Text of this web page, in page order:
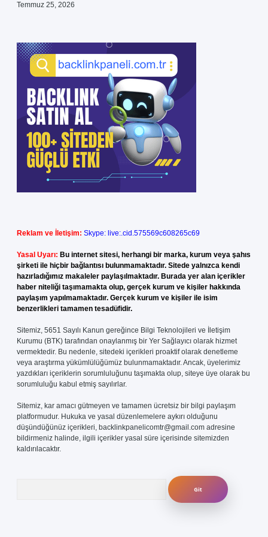
Temmuz 25, 2026
Reklam ve İletişim: Skype: live:.cid.575569c608265c69
Yasal Uyarı: Bu internet sitesi, herhangi bir marka, kurum veya şahıs
şirketi ile hiçbir bağlantısı bulunmamaktadır. Sitede yalnızca kendi
hazırladığımız makaleler paylaşılmaktadır. Burada yer alan içerikler
haber niteliği taşımamakta olup, gerçek kurum ve kişiler hakkında
paylaşım yapılmamaktadır. Gerçek kurum ve kişiler ile isim
benzerlikleri tamamen tesadüfidir.
Sitemiz, 5651 Sayılı Kanun gereğince Bilgi Teknolojileri ve İletişim
Kurumu (BTK) tarafından onaylanmış bir Yer Sağlayıcı olarak hizmet
vermektedir. Bu nedenle, sitedeki içerikleri proaktif olarak denetleme
veya araştırma yükümlülüğümüz bulunmamaktadır. Ancak, üyelerimiz
yazdıkları içeriklerin sorumluluğunu taşımakta olup, siteye üye olarak bu
sorumluluğu kabul etmiş sayılırlar.
Sitemiz, kar amacı gütmeyen ve tamamen ücretsiz bir bilgi paylaşım
platformudur. Hukuka ve yasal düzenlemelere aykırı olduğunu
düşündüğünüz içerikleri, backlinkpanelicomtr@gmail.com adresine
bildirmeniz halinde, ilgili içerikler yasal süre içerisinde sitemizden
kaldırılacaktır.